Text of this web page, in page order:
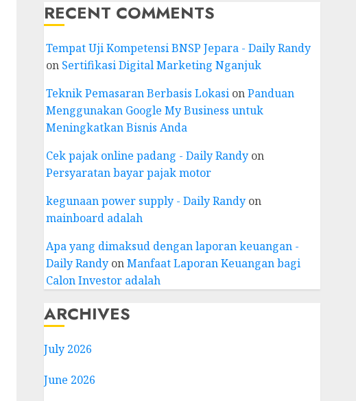
RECENT COMMENTS
Tempat Uji Kompetensi BNSP Jepara - Daily Randy
on Sertifikasi Digital Marketing Nganjuk
Teknik Pemasaran Berbasis LokasionPanduan
Menggunakan Google My Business untuk
Meningkatkan Bisnis Anda
Cek pajak online padang - Daily Randyon
Persyaratan bayar pajak motor
kegunaan power supply - Daily Randyon
mainboard adalah
Apa yang dimaksud dengan laporan keuangan -
Daily RandyonManfaat Laporan Keuangan bagi
Calon Investor adalah
ARCHIVES
July 2026
June 2026